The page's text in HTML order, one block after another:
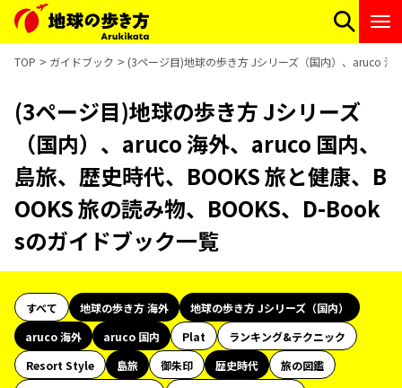
TOP ガイドブック (3ページ目)地球の歩き方 Jシリーズ（国内）、aruco
(3ページ目)地球の歩き方 Jシリーズ
（国内）、aruco 海外、aruco 国内、
島旅、歴史時代、BOOKS 旅と健康、B
OOKS 旅の読み物、BOOKS、D-Book
sのガイドブック一覧
すべて 地球の歩き方 海外
地球の歩き方 Jシリーズ（国内）
aruco 海外
aruco 国内 Plat
ランキング&テクニック
Resort Style
島旅 御朱印 歴史時代
旅の図鑑